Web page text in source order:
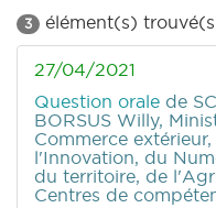
3 élément(s)
27/04/2021
Question orale de
BORSUS Willy,
Commerce
l'Innovation, du
du territoire, de
Centres de